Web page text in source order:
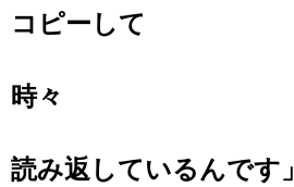
コピーして
時々
読み返しているんです」